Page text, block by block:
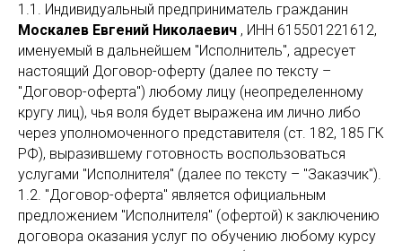
1.1. Индивидуальный предприниматель гражданин
Москалев Евгений Николаевич , ИНН 615501221612,
именуемый в дальнейшем "Исполнитель", адресует
настоящий Договор-оферту (далее по тексту –
"Договор-оферта") любому лицу (неопределенному
кругу лиц), чья воля будет выражена им лично либо
через уполномоченного представителя (ст. 182, 185 ГК
РФ), выразившему готовность воспользоваться
услугами "Исполнителя" (далее по тексту – "Заказчик").
1.2. "Договор-оферта" является официальным
предложением "Исполнителя" (офертой) к заключению
договора оказания услуг по обучению любому курсу